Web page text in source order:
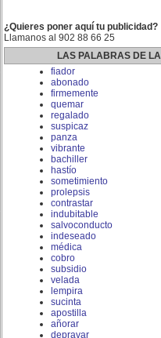
¿Quieres poner aquí tu publicidad?
Llamanos al 902 88 66 25
LAS PALABRAS DE
fiador
abonado
firmemente
quemar
regalado
suspicaz
panza
vibrante
bachiller
hastío
sometimiento
prolepsis
contrastar
indubitable
salvoconducto
indeseado
médica
cobro
subsidio
velada
lempira
sucinta
apostilla
añorar
depravar